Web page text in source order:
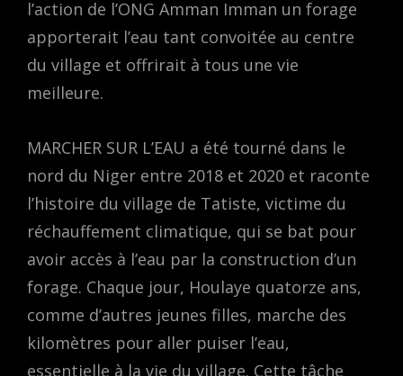
l’action de l’ONG Amman Imman un forage
apporterait l’eau tant convoitée au centre
du village et offrirait à tous une vie
meilleure.
MARCHER SUR L’EAU a été tourné dans le
nord du Niger entre 2018 et 2020 et raconte
l’histoire du village de Tatiste, victime du
réchauffement climatique, qui se bat pour
avoir accès à l’eau par la construction d’un
forage. Chaque jour, Houlaye quatorze ans,
comme d’autres jeunes filles, marche des
kilomètres pour aller puiser l’eau,
essentielle à la vie du village. Cette tâche